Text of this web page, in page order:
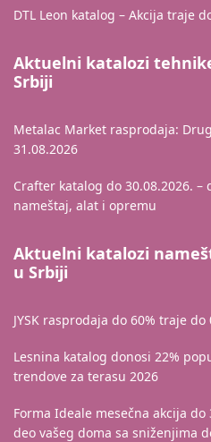
DTL Leon katalog – Akcija traje
Aktuelni katalozi
Srbiji
Metalac Market rasprodaja:
31.08.2026
Crafter katalog do 30.08.2026.
nameštaj, alat i opremu
Aktuelni katalozi
u Srbiji
JYSK rasprodaja do 60% traje do
Lesnina katalog donosi 22%
trendove za terasu 2026
Forma Ideale mesečna akcija do
deo vašeg doma sa sniženjima